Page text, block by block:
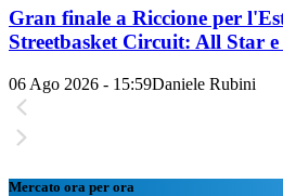
Gran finale a Riccione per
Streetbasket Circuit: All Star
06 Ago 2026 - 15:59Daniele Rubini
Mercato ora per ora